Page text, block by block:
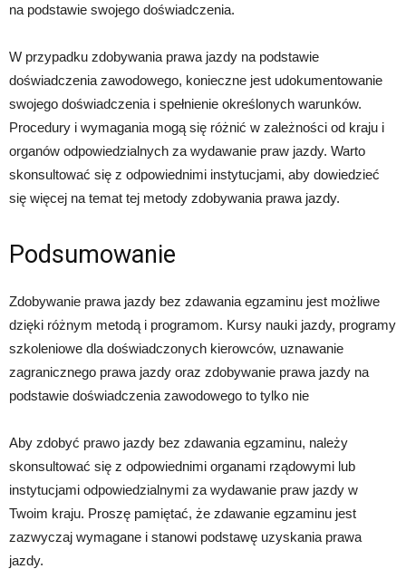
na podstawie swojego doświadczenia.
W przypadku zdobywania prawa jazdy na podstawie
doświadczenia zawodowego, konieczne jest udokumentowanie
swojego doświadczenia i spełnienie określonych warunków.
Procedury i wymagania mogą się różnić w zależności od kraju i
organów odpowiedzialnych za wydawanie praw jazdy. Warto
skonsultować się z odpowiednimi instytucjami, aby dowiedzieć
się więcej na temat tej metody zdobywania prawa jazdy.
Podsumowanie
Zdobywanie prawa jazdy bez zdawania egzaminu jest możliwe
dzięki różnym metodą i programom. Kursy nauki jazdy, programy
szkoleniowe dla doświadczonych kierowców, uznawanie
zagranicznego prawa jazdy oraz zdobywanie prawa jazdy na
podstawie doświadczenia zawodowego to tylko nie
Aby zdobyć prawo jazdy bez zdawania egzaminu, należy
skonsultować się z odpowiednimi organami rządowymi lub
instytucjami odpowiedzialnymi za wydawanie praw jazdy w
Twoim kraju. Proszę pamiętać, że zdawanie egzaminu jest
zazwyczaj wymagane i stanowi podstawę uzyskania prawa
jazdy.